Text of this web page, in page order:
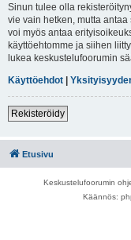
Sinun tulee olla
vie vain hetken, mutta
voi myös antaa
käyttöehtomme ja siihen
lukea keskustelufoorumin
Käyttöehdot |
Rekisteröidy
Etusivu
Keskustelufoorumin
Käännös: